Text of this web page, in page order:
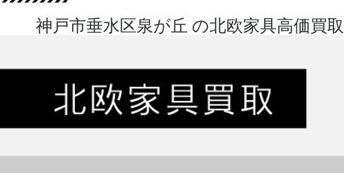
神戸市垂水区泉が丘 の北欧家具高価買取